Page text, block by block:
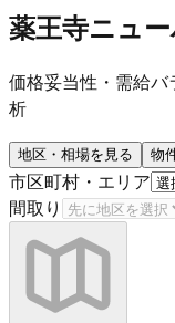
薬王寺ニュ
価格妥当性・需給
析
地区・相場を見る 物
市区町村・エリア
間取り